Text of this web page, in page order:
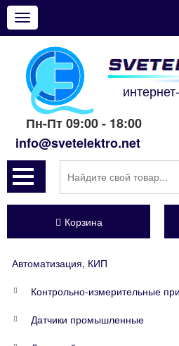
Показать
меню
Пн-Пт 09:00 - 18:00
info@svetelektro.net
Корзина
Автоматизация, КИП
Контрольно-измерительные
Датчики промышленные